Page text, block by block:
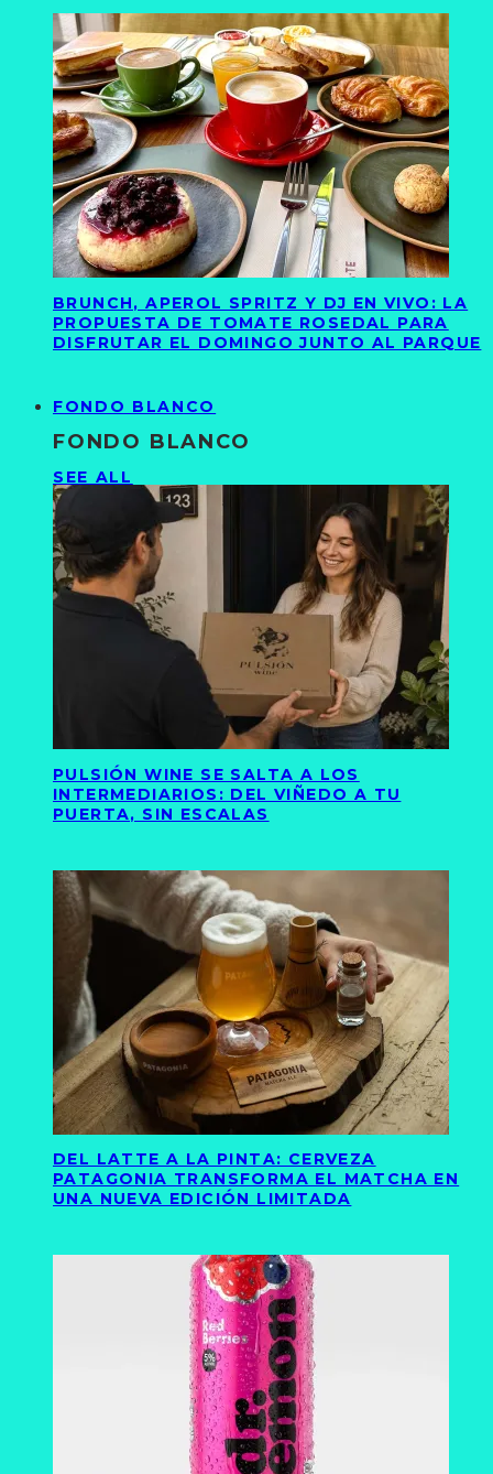
BRUNCH, APEROL SPRITZ Y DJ EN VIVO: LA
PROPUESTA DE TOMATE ROSEDAL PARA
DISFRUTAR EL DOMINGO JUNTO AL PARQUE
FONDO BLANCO
FONDO BLANCO
SEE ALL
PULSIÓN WINE SE SALTA A LOS
INTERMEDIARIOS: DEL VIÑEDO A TU
PUERTA, SIN ESCALAS
DEL LATTE A LA PINTA: CERVEZA
PATAGONIA TRANSFORMA EL MATCHA EN
UNA NUEVA EDICIÓN LIMITADA